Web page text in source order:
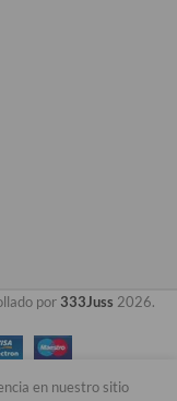
por 333Juss 2026.
en nuestro sitio